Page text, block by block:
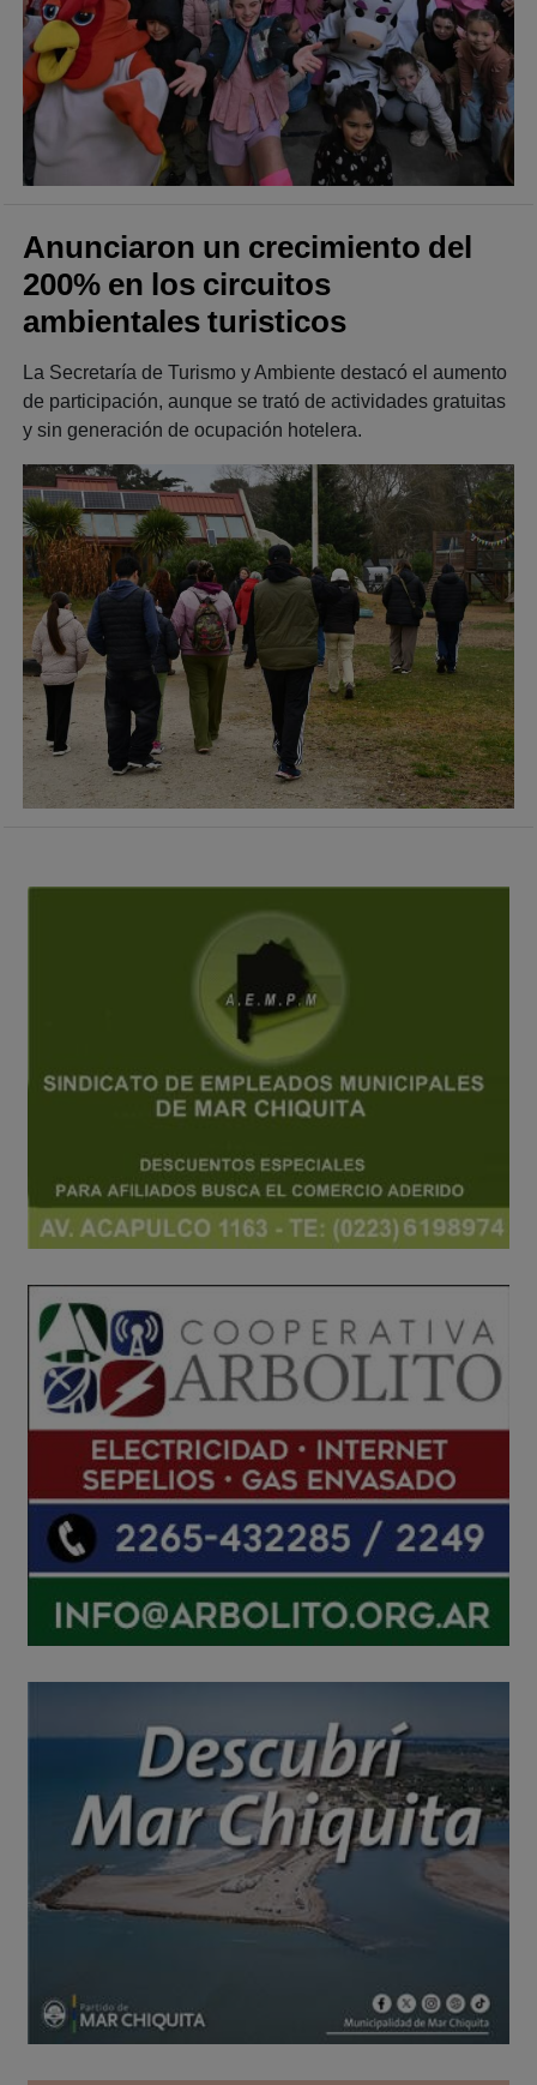
Anunciaron un crecimiento del
200% en los circuitos
ambientales turisticos
La Secretaría de Turismo y Ambiente destacó el aumento
de participación, aunque se trató de actividades gratuitas
y sin generación de ocupación hotelera.